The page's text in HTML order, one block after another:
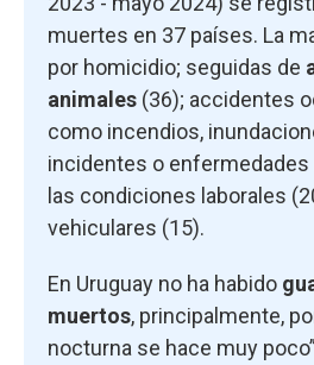
muertes en 37 países. La
por homicidio; seguidas de
animales (36); accidentes
como incendios,
incidentes o enfermedades
las condiciones laborales
vehiculares (15).
En Uruguay no ha habido
muertos, principalmente,
nocturna se hace muy